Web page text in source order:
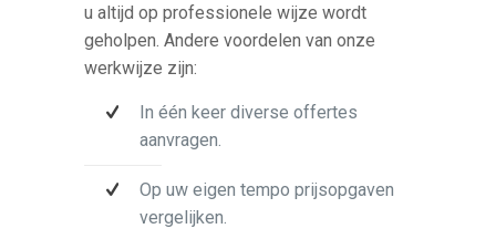
u altijd op professionele wijze wordt
geholpen. Andere voordelen van onze
werkwijze zijn:
In één keer diverse offertes
aanvragen.
Op uw eigen tempo prijsopgaven
vergelijken.